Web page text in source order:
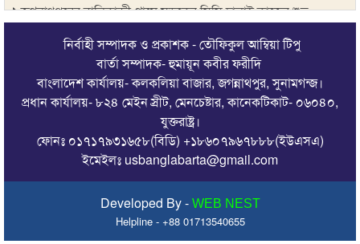
জগন্নাথপুরের বালিকান্দী গ্রামে সড়কের সিসি ঢালাই কাজের শুভ
উদ্বোধন
সিলেট রেঞ্জের মধ্যে শ্রেষ্ট অফিসার হিসেবে সম্মাননাপত্র গ্রহন করেন
দিরাই থানার ওসি মোঃ আমিনুল ইসলাম
জগন্নাথপুরে সানোয়ার হাসান সুনুকে নিয়ে কুরুচিপূর্ণ মন্তব্যের নিন্দা পৌর
জলাবদ্ধতামুক্ত চট্টগ্রাম গড়তে খাল পুনরুদ্ধারে জোর দিলেন চসিক মেয়র
কর্ণফুলী টানেলে যান চলাচল বাড়াতে টোল কমানোর চিন্তা করছে
সরকার
নির্বাহী সম্পাদক ও প্রকাশক - তৌফিকুল আম্বিয়া টিপু
বার্তা সম্পাদক- হুমায়ূন কবীর ফরীদি
বাংলাদেশ কার্যালয়- কলকলিয়া বাজার, জগন্নাথপুর, সুনামগন্জ।
প্রধান কার্যালয়- ৮২৪ মেইন স্রীট, মেনচেষ্টার, কানেকটিকাট- ০৬০৪০,
যুক্তরাষ্ট্র।
ফোনঃ ০১৭১৭৯৩১৬৫৮(বিডি) +১৮৬০৭৯৬৭৮৮৮(ইউএসএ)
ইমেইলঃ usbanglabarta@gmail.com
Developed By - WEB NEST
Helpline - +88 01713540655